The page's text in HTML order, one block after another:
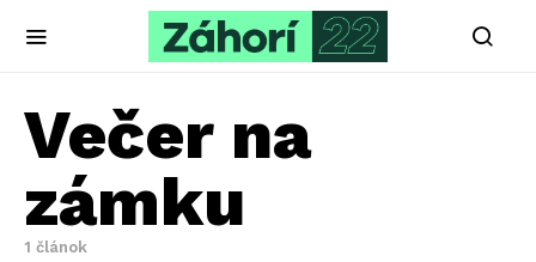
Večer na
zámku
1 článok